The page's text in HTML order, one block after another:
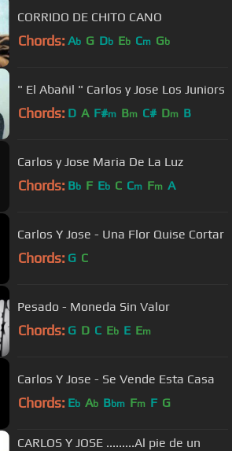
CORRIDO DE CHITO CANO
Chords: Ab G Db Eb Cm Gb
" El Abañil " Carlos y Jose Los Juniors
Chords: D A F#m Bm C# Dm B
Carlos y Jose Maria De La Luz
Chords: Bb F Eb C Cm Fm A
Carlos Y Jose - Una Flor Quise Cortar
Chords: G C
Pesado - Moneda Sin Valor
Chords: G D C Eb E Em
Carlos Y Jose - Se Vende Esta Casa
Chords: Eb Ab Bbm Fm F G
CARLOS Y JOSE .........Al pie de un